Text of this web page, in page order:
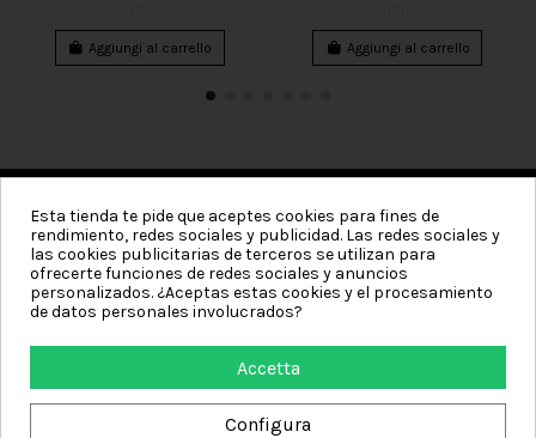
Aggiungi al carrello Aggiungi al carrello
Categorie
Informazioni
Contact us
Esta tienda te pide que aceptes cookies para fines de
rendimiento, redes sociales y publicidad. Las redes sociales y
las cookies publicitarias de terceros se utilizan para
ofrecerte funciones de redes sociales y anuncios
personalizados. ¿Aceptas estas cookies y el procesamiento
de datos personales involucrados?
Accetta
Configura